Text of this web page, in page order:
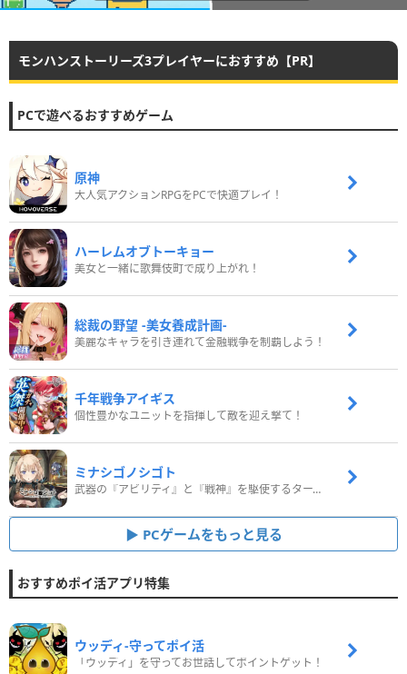
モンハンストーリーズ3プレイヤーにおすすめ【PR】
PCで遊べるおすすめゲーム
原神
大人気アクションRPGをPCで快適プレイ！
ハーレムオブトーキョー
美女と一緒に歌舞伎町で成り上がれ！
総裁の野望 -美女養成計画-
美麗なキャラを引き連れて金融戦争を制覇しよう！
千年戦争アイギス
個性豊かなユニットを指揮して敵を迎え撃て！
ミナシゴノシゴト
武器の『アビリティ』と『戦神』を駆使するターン制コマンドバトルRPG！
PCゲームをもっと見る
おすすめポイ活アプリ特集
ウッディ‐守ってポイ活
「ウッディ」を守ってお世話してポイントゲット！